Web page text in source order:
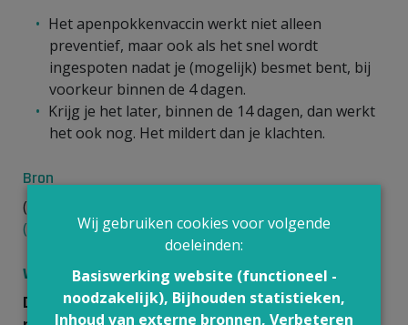
Het apenpokkenvaccin werkt niet alleen
preventief, maar ook als het snel wordt
ingespoten nadat je (mogelijk) besmet bent, bij
voorkeur binnen de 4 dagen.
Krijg je het later, binnen de 14 dagen, dan werkt
het ook nog. Het mildert dan je klachten.
Bron
(1)
(MPX) Epidemiologische situatie op 12 juli 2022
Wat weten we momenteel?
De kans dat het apenpokkenvirus overspringt
Wij gebruiken cookies voor volgende
doeleinden:
Basiswerking website (functioneel -
noodzakelijk), Bijhouden statistieken,
Inhoud van externe bronnen, Verbeteren